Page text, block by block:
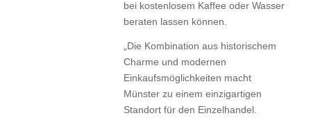
bei kostenlosem Kaffee oder Wasser
beraten lassen können.
„Die Kombination aus historischem
Charme und modernen
Einkaufsmöglichkeiten macht
Münster zu einem einzigartigen
Standort für den Einzelhandel.